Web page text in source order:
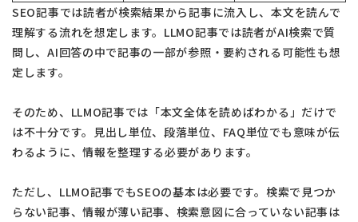
SEO記事では読者が検索結果から記事に流入し、本文を読んで
理解する流れを想定します。LLMO記事では読者がAI検索で質
問し、AI回答の中で記事の一部が参照・要約される可能性も想
定します。
そのため、LLMO記事では「本文全体を読めばわかる」だけで
は不十分です。見出し単位、段落単位、FAQ単位でも意味が伝
わるように、情報を整理する必要があります。
ただし、LLMO記事でもSEOの基本は必要です。検索で見つか
らない記事、情報が薄い記事、検索意図に合っていない記事は